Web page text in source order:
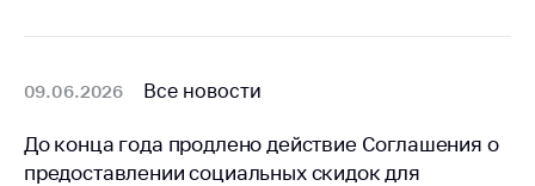
сотрудничество
нетарифного
регулирования
09.06.2026 Все новости
До конца года продлено действие Соглашения о
предоставлении социальных скидок для